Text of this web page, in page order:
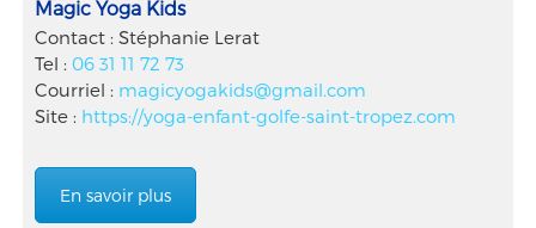
Magic Yoga Kids
Contact : Stéphanie Lerat
Tel : 06 31 11 72 73
Courriel : magicyogakids@gmail.com
Site : https://yoga-enfant-golfe-saint-tropez.com
En savoir plus